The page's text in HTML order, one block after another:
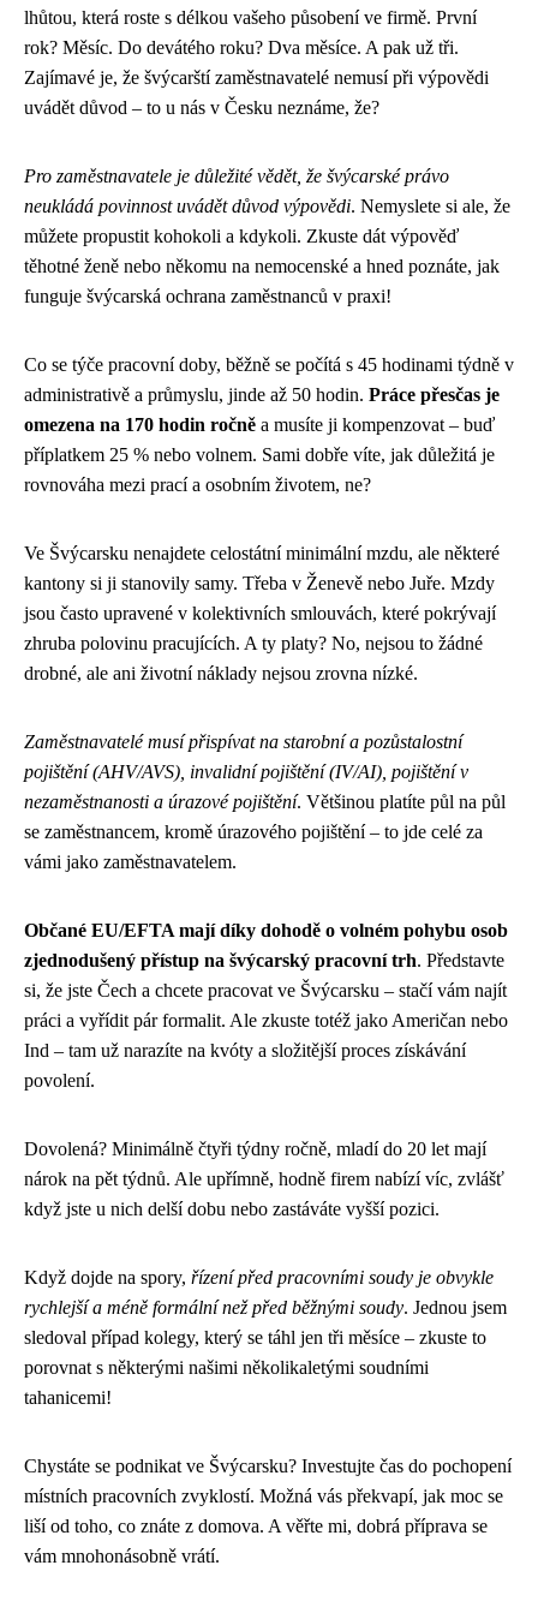
lhůtou, která roste s délkou vašeho působení ve firmě. První
rok? Měsíc. Do devátého roku? Dva měsíce. A pak už tři.
Zajímavé je, že švýcarští zaměstnavatelé nemusí při výpovědi
uvádět důvod – to u nás v Česku neznáme, že?
Pro zaměstnavatele je důležité vědět, že švýcarské právo
neukládá povinnost uvádět důvod výpovědi. Nemyslete si ale, že
můžete propustit kohokoli a kdykoli. Zkuste dát výpověď
těhotné ženě nebo někomu na nemocenské a hned poznáte, jak
funguje švýcarská ochrana zaměstnanců v praxi!
Co se týče pracovní doby, běžně se počítá s 45 hodinami týdně v
administrativě a průmyslu, jinde až 50 hodin. Práce přesčas je
omezena na 170 hodin ročně a musíte ji kompenzovat – buď
příplatkem 25 % nebo volnem. Sami dobře víte, jak důležitá je
rovnováha mezi prací a osobním životem, ne?
Ve Švýcarsku nenajdete celostátní minimální mzdu, ale některé
kantony si ji stanovily samy. Třeba v Ženevě nebo Juře. Mzdy
jsou často upravené v kolektivních smlouvách, které pokrývají
zhruba polovinu pracujících. A ty platy? No, nejsou to žádné
drobné, ale ani životní náklady nejsou zrovna nízké.
Zaměstnavatelé musí přispívat na starobní a pozůstalostní
pojištění (AHV/AVS), invalidní pojištění (IV/AI), pojištění v
nezaměstnanosti a úrazové pojištění. Většinou platíte půl na půl
se zaměstnancem, kromě úrazového pojištění – to jde celé za
vámi jako zaměstnavatelem.
Občané EU/EFTA mají díky dohodě o volném pohybu osob
zjednodušený přístup na švýcarský pracovní trh. Představte
si, že jste Čech a chcete pracovat ve Švýcarsku – stačí vám najít
práci a vyřídit pár formalit. Ale zkuste totéž jako Američan nebo
Ind – tam už narazíte na kvóty a složitější proces získávání
povolení.
Dovolená? Minimálně čtyři týdny ročně, mladí do 20 let mají
nárok na pět týdnů. Ale upřímně, hodně firem nabízí víc, zvlášť
když jste u nich delší dobu nebo zastáváte vyšší pozici.
Když dojde na spory, řízení před pracovními soudy je obvykle
rychlejší a méně formální než před běžnými soudy. Jednou jsem
sledoval případ kolegy, který se táhl jen tři měsíce – zkuste to
porovnat s některými našimi několikaletými soudními
tahanicemi!
Chystáte se podnikat ve Švýcarsku? Investujte čas do pochopení
místních pracovních zvyklostí. Možná vás překvapí, jak moc se
liší od toho, co znáte z domova. A věřte mi, dobrá příprava se
vám mnohonásobně vrátí.